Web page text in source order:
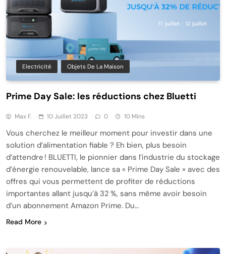
Electricité Objets De La Maison
Prime Day Sale: les réductions chez Bluetti
Max F. 10 Juillet 2023 0 10 Mins
Vous cherchez le meilleur moment pour investir dans une
solution d’alimentation fiable ? Eh bien, plus besoin
d’attendre ! BLUETTI, le pionnier dans l’industrie du stockage
d’énergie renouvelable, lance sa « Prime Day Sale » avec des
offres qui vous permettent de profiter de réductions
importantes allant jusqu’à 32 %, sans même avoir besoin
d’un abonnement Amazon Prime. Du…
Read More